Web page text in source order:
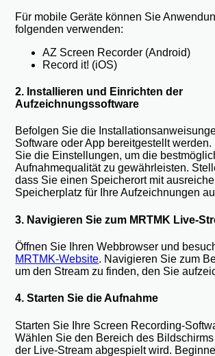
Für mobile Geräte können Sie
folgenden verwenden:
AZ Screen Recorder (Android)
Record it! (iOS)
2. Installieren und Einrichten der
Aufzeichnungssoftware
Befolgen Sie die
Software oder App bereitgestellt
Sie die Einstellungen, um die
Aufnahmequalität zu gewährleisten.
dass Sie einen Speicherort mit
Speicherplatz für Ihre Aufzeichnungen
3. Navigieren Sie zum MRTMK Live-
Öffnen Sie Ihren Webbrowser und
MRTMK-Website. Navigieren Sie zum
um den Stream zu finden, den Sie
4. Starten Sie die Aufnahme
Starten Sie Ihre Screen Recording-
Wählen Sie den Bereich des
der Live-Stream abgespielt wird.